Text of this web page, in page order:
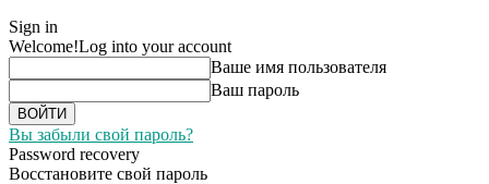
Sign in
Welcome!Log into your account
Ваше имя пользователя
Ваш пароль
Вы забыли свой пароль?
Password recovery
Восстановите свой пароль